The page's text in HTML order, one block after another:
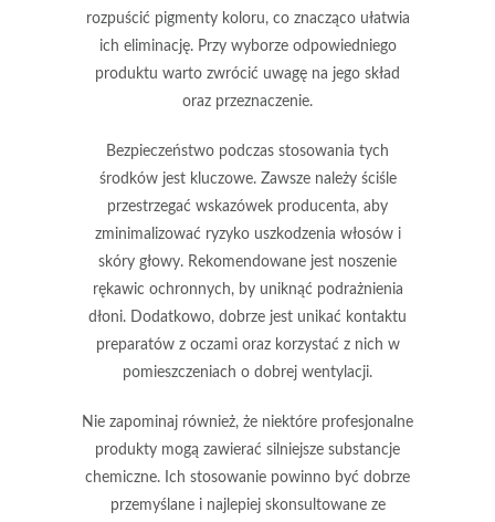
rozpuścić pigmenty koloru, co znacząco ułatwia
ich eliminację. Przy wyborze odpowiedniego
produktu warto zwrócić uwagę na jego skład
oraz przeznaczenie.
Bezpieczeństwo podczas stosowania tych
środków jest kluczowe. Zawsze należy ściśle
przestrzegać wskazówek producenta, aby
zminimalizować ryzyko uszkodzenia włosów i
skóry głowy. Rekomendowane jest noszenie
rękawic ochronnych, by uniknąć podrażnienia
dłoni. Dodatkowo, dobrze jest unikać kontaktu
preparatów z oczami oraz korzystać z nich w
pomieszczeniach o dobrej wentylacji.
Nie zapominaj również, że niektóre profesjonalne
produkty mogą zawierać silniejsze substancje
chemiczne. Ich stosowanie powinno być dobrze
przemyślane i najlepiej skonsultowane ze